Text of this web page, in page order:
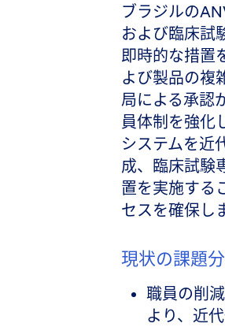
ブラジルの
および臨床試
即時的な措置
よび製品の複
局による承認
員体制を強化
システムを近
成、臨床試験
置を実施する
セスを確保し
現状の課題
職員の削
より、近